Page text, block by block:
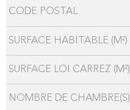
Caractérisque Valeurs
CODE POSTAL
SURFACE HABITABLE (M²)
SURFACE LOI CARREZ (M²)
NOMBRE DE CHAMBRE(S)